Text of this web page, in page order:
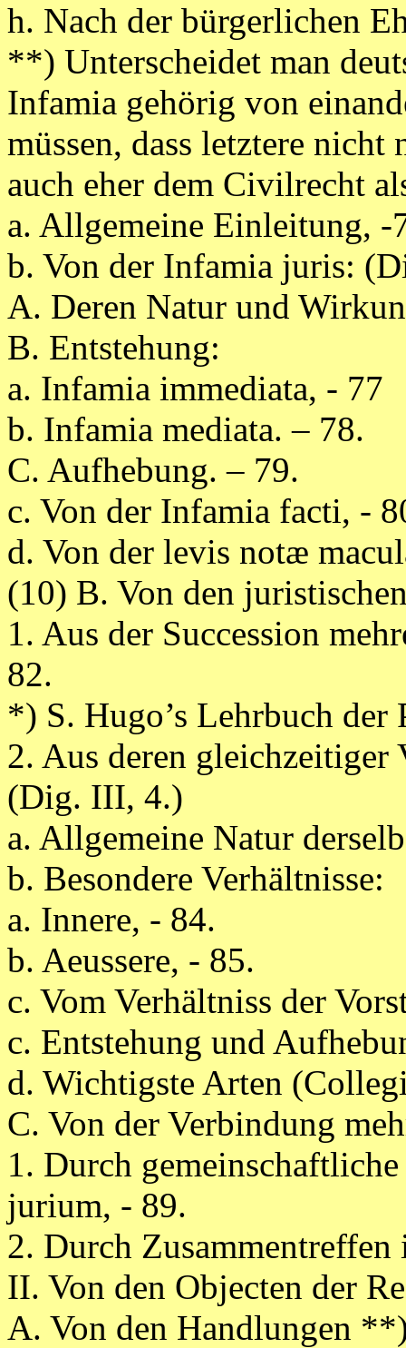
h. Nach der bürgerlichen
**) Unterscheidet man
Infamia gehörig von
müssen, dass letztere
auch eher dem Civilrecht
a. Allgemeine Einleitung, -
b. Von der Infamia juris:
A. Deren Natur und
B. Entstehung:
a. Infamia immediata, - 77
b. Infamia mediata. – 78.
C. Aufhebung. – 79.
c. Von der Infamia facti, -
d. Von der levis notæ
(10) B. Von den
1. Aus der Succession
82.
*) S. Hugo’s Lehrbuch
2. Aus deren
(Dig. III, 4.)
a. Allgemeine Natur
b. Besondere Verhältnisse:
a. Innere, - 84.
b. Aeussere, - 85.
c. Vom Verhältniss der
c. Entstehung und
d. Wichtigste Arten
C. Von der Verbindung
1. Durch
jurium, - 89.
2. Durch
II. Von den Objecten der
A. Von den Handlungen